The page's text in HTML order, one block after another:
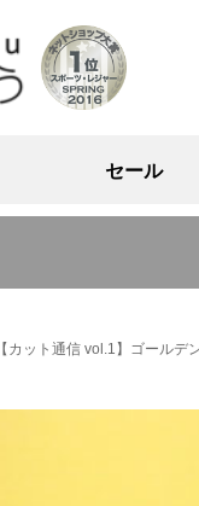
セール
【カット通信 vol.1】ゴールデ